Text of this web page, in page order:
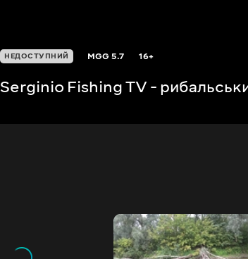
НЕДОСТУПНИЙ MGG5.7 16+
Serginio Fishing TV -